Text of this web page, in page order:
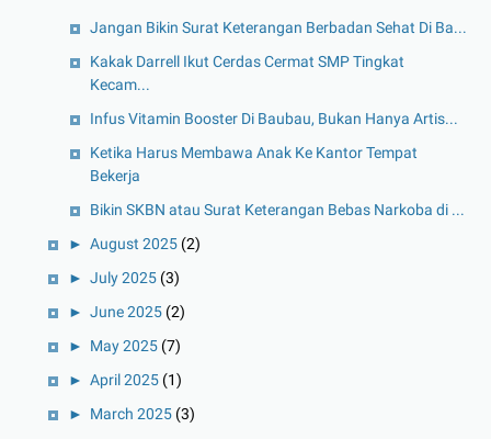
Jangan Bikin Surat Keterangan Berbadan Sehat Di Ba...
Kakak Darrell Ikut Cerdas Cermat SMP Tingkat
Kecam...
Infus Vitamin Booster Di Baubau, Bukan Hanya Artis...
Ketika Harus Membawa Anak Ke Kantor Tempat
Bekerja
Bikin SKBN atau Surat Keterangan Bebas Narkoba di ...
► August 2025 (2)
► July 2025 (3)
► June 2025 (2)
► May 2025 (7)
► April 2025 (1)
► March 2025 (3)